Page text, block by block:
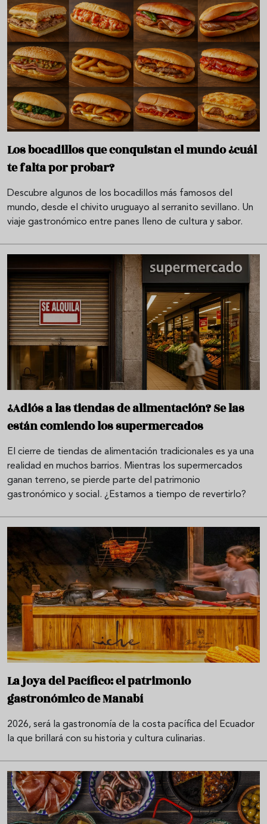
Los bocadillos que conquistan el mundo ¿cuál
te falta por probar?
Descubre algunos de los bocadillos más famosos del
mundo, desde el chivito uruguayo al serranito sevillano. Un
viaje gastronómico entre panes lleno de cultura y sabor.
¿Adiós a las tiendas de alimentación? Se las
están comiendo los supermercados
El cierre de tiendas de alimentación tradicionales es ya una
realidad en muchos barrios. Mientras los supermercados
ganan terreno, se pierde parte del patrimonio
gastronómico y social. ¿Estamos a tiempo de revertirlo?
La joya del Pacífico: el patrimonio
gastronómico de Manabí
2026, será la gastronomía de la costa pacífica del Ecuador
la que brillará con su historia y cultura culinarias.